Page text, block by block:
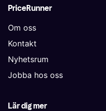
PriceRunner
Om oss
Kontakt
Nyhetsrum
Jobba hos oss
Lär dig mer